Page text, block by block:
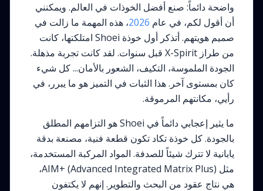
واضحة دائماً: صنع أفضل الخوذات في العالم. ويمكنني
أن أقول لكم، في عام 2026، هذه المهمة ما زالت في
صميم هويتهم. أتذكر أول خوذة Shoei امتلكتها، كانت
من طراز X-Spirit قبل سنوات. لقد كانت تجربة مذهلة.
الجودة الملموسة، التكيف، الشعور بالأمان... كل شيء
كان بمستوى آخر. هذا الثبات في التميز هو ما يبرر، في
رأيي، مكانتهم المرموقة.
ما يثير إعجابي دائماً في Shoei هو التزامهم المطلق
بالجودة. كل خوذة تكاد تكون قطعة فنية، مصنعة بدقة
يابانية لا تترك شيئاً للصدفة. المواد المركبة المستخدمة،
مثل AIM+ (Advanced Integrated Matrix Plus)،
هي نتاج عقود من البحث والتطوير. إنهم لا يكتفون